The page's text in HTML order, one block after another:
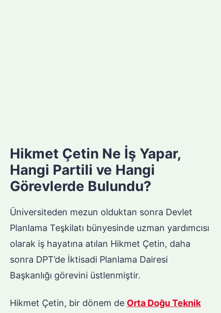
Hikmet Çetin Ne İş Yapar,
Hangi Partili ve Hangi
Görevlerde Bulundu?
Üniversiteden mezun olduktan sonra Devlet
Planlama Teşkilatı bünyesinde uzman yardımcısı
olarak iş hayatına atılan Hikmet Çetin, daha
sonra DPT’de İktisadi Planlama Dairesi
Başkanlığı görevini üstlenmiştir.
Hikmet Çetin, bir dönem de Orta Doğu Teknik